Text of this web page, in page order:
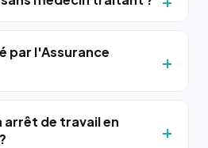
par l'Assurance
arrêt de travail en